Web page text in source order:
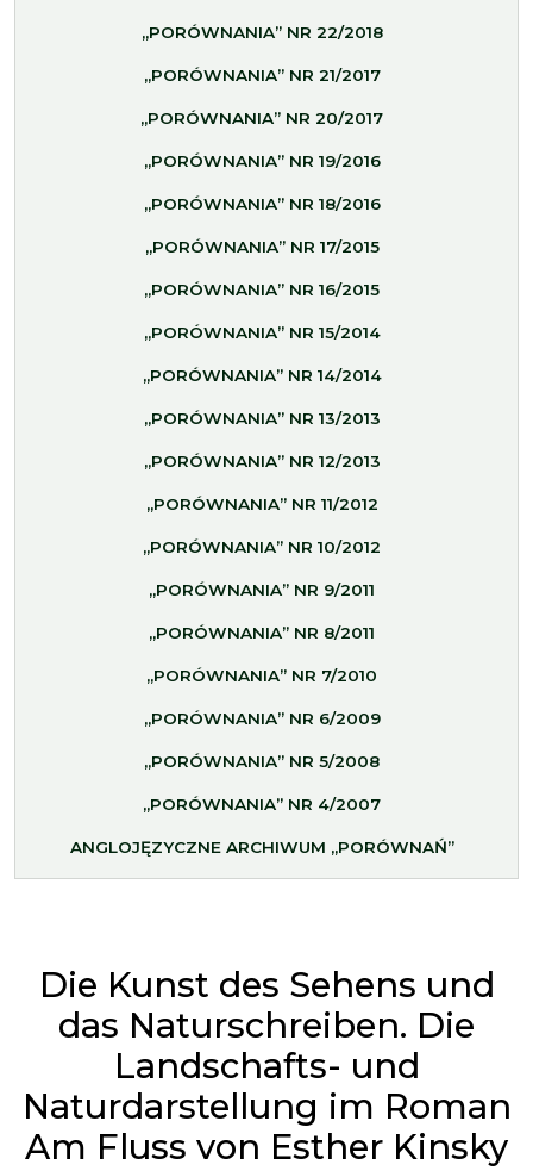
„PORÓWNANIA” NR 22/2018
„PORÓWNANIA” NR 21/2017
„PORÓWNANIA” NR 20/2017
„PORÓWNANIA” NR 19/2016
„PORÓWNANIA” NR 18/2016
„PORÓWNANIA” NR 17/2015
„PORÓWNANIA” NR 16/2015
„PORÓWNANIA” NR 15/2014
„PORÓWNANIA” NR 14/2014
„PORÓWNANIA” NR 13/2013
„PORÓWNANIA” NR 12/2013
„PORÓWNANIA” NR 11/2012
„PORÓWNANIA” NR 10/2012
„PORÓWNANIA” NR 9/2011
„PORÓWNANIA” NR 8/2011
„PORÓWNANIA” NR 7/2010
„PORÓWNANIA” NR 6/2009
„PORÓWNANIA” NR 5/2008
„PORÓWNANIA” NR 4/2007
ANGLOJĘZYCZNE ARCHIWUM „PORÓWNAŃ”
Die Kunst des Sehens und
das Naturschreiben. Die
Landschafts- und
Naturdarstellung im Roman
Am Fluss von Esther Kinsky